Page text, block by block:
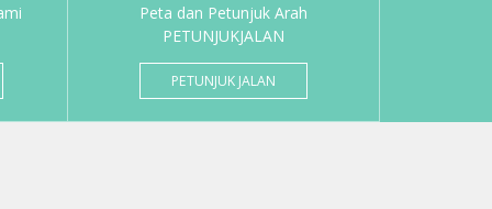
Peta dan Petunjuk Arah
PETUNJUKJALAN
PETUNJUK JALAN